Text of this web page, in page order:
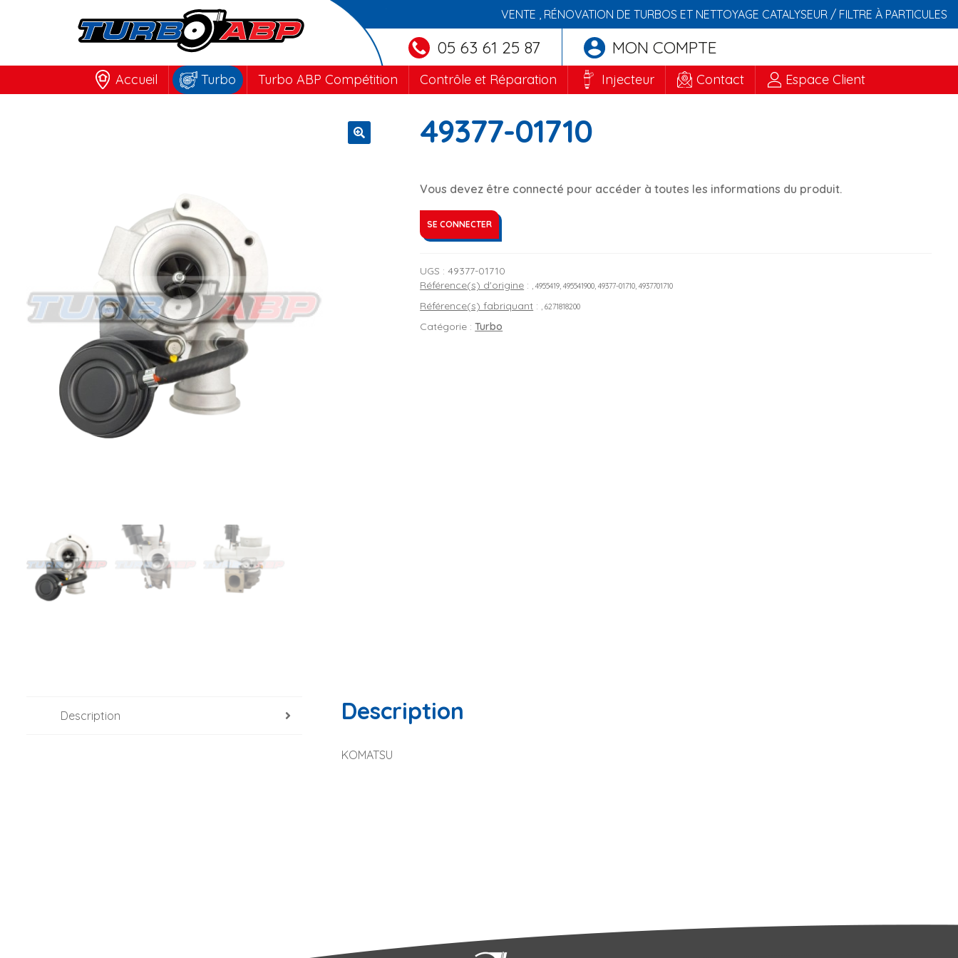
VENTE , RÉNOVATION DE TURBOS ET NETTOYAGE CATALYSEUR / FILTRE À PARTICULES
05 63 61 25 87 MON COMPTE
Accueil Turbo Turbo ABP Compétition Contrôle et Réparation Injecteur Contact Espace Client
49377-01710
Vous devez être connecté pour accéder à toutes les informations du produit.
SE CONNECTER
UGS :49377-01710
Référence(s) d'origine : , 4955419, 495541900, 49377-01710, 4937701710
Référence(s) fabriquant : , 6271818200
Catégorie :Turbo
Description Description
KOMATSU